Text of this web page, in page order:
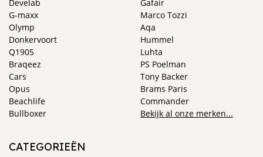
Develab
G-maxx
Olymp
Donkervoort
Q1905
Braqeez
Cars
Opus
Beachlife
Bullboxer
Gafair
Marco Tozzi
Aqa
Hummel
Luhta
PS Poelman
Tony Backer
Brams Paris
Commander
Bekijk al onze merken...
CATEGORIEËN